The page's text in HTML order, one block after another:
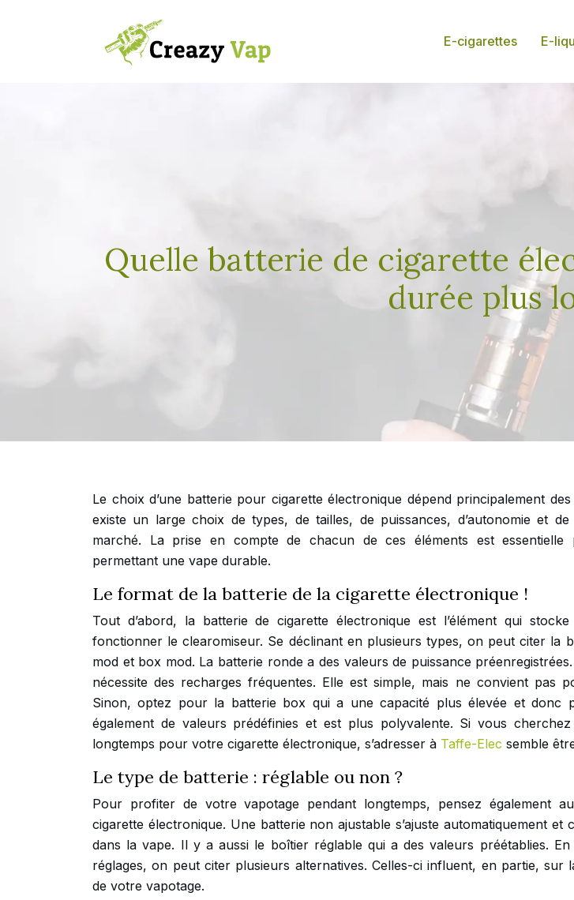
E-cigarettes E-
Quelle batterie de cigarette
durée plus
Le choix d’une batterie pour cigarette électronique dépend principalement
existe un large choix de types, de tailles, de puissances, d’autonomie et
marché. La prise en compte de chacun de ces éléments est essentielle
permettant une vape durable.
Le format de la batterie de la cigarette électronique !
Tout d’abord, la batterie de cigarette électronique est l’élément qui
fonctionner le clearomiseur. Se déclinant en plusieurs types, on peut citer la
mod et box mod. La batterie ronde a des valeurs de puissance
nécessite des recharges fréquentes. Elle est simple, mais ne convient pas
Sinon, optez pour la batterie box qui a une capacité plus élevée et donc
également de valeurs prédéfinies et est plus polyvalente. Si vous
longtemps pour votre cigarette électronique, s’adresser à Taffe-Elec semble
Le type de batterie : réglable ou non ?
Pour profiter de votre vapotage pendant longtemps, pensez également
cigarette électronique. Une batterie non ajustable s’ajuste automatiquement et
dans la vape. Il y a aussi le boîtier réglable qui a des valeurs préétablies.
réglages, on peut citer plusieurs alternatives. Celles-ci influent, en partie, sur
de votre vapotage.